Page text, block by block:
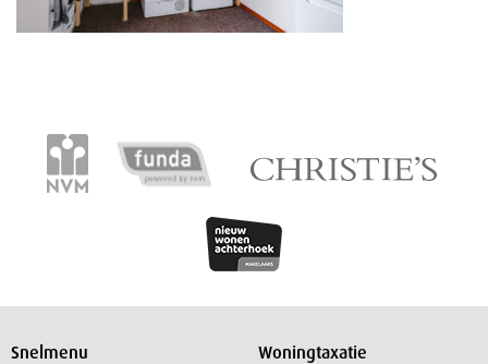
Snelmenu
Woningtaxatie